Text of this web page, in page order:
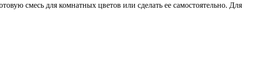
смесь для комнатных цветов или сделать ее самостоятельно. Для